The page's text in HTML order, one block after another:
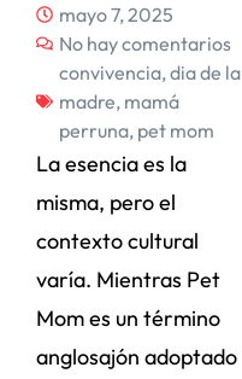
mayo 7, 2025
No hay comentarios
convivencia, dia de la
madre, mamá
perruna, pet mom
La esencia es la
misma, pero el
contexto cultural
varía. Mientras Pet
Mom es un término
anglosajón adoptado